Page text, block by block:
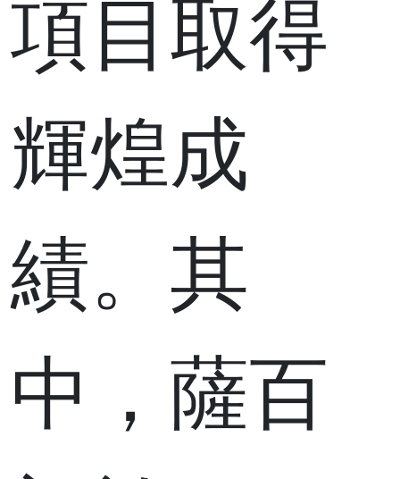
項目取得
輝煌成
績。其
中，薩百